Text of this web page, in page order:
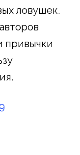
ловушек.
привычки